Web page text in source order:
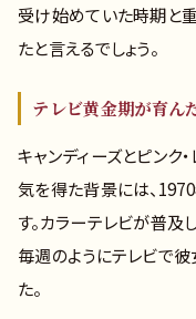
受け始めていた時期と
たと言えるでしょう。
テレビ黄金期が育ん
キャンディーズとピンク
気を得た背景には、
す。カラーテレビが普及
毎週のようにテレビで
た。